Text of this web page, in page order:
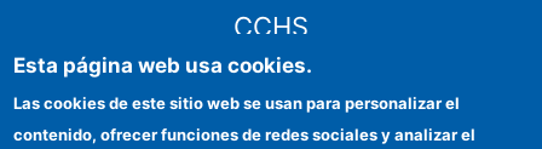
CCHS
Identidad institucional
Esta página web usa cookies.
Las cookies de este sitio web se usan para personalizar el
contenido, ofrecer funciones de redes sociales y analizar el